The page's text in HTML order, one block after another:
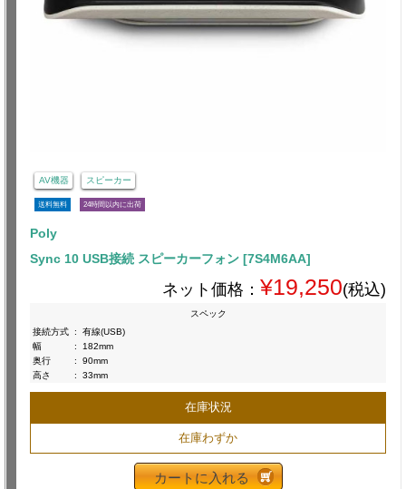
AV機器 スピーカー
送料無料 24時間以内に出荷
Poly
Sync 10 USB接続 スピーカーフォン [7S4M6AA]
ネット価格： ¥19,250(税込)
スペック
接続方式 :
有線(USB)
幅
:
182mm
奥行
:
90mm
高さ
: 33mm
在庫状況
在庫わずか
カートに入れる